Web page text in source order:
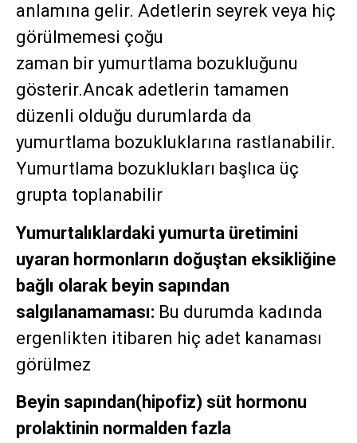
anlamına gelir. Adetlerin seyrek veya hiç
görülmemesi çoğu
zaman bir yumurtlama bozukluğunu
gösterir.Ancak adetlerin tamamen
düzenli olduğu durumlarda da
yumurtlama bozukluklarına rastlanabilir.
Yumurtlama bozuklukları başlıca üç
grupta toplanabilir
Yumurtalıklardaki yumurta üretimini
uyaran hormonların doğuştan eksikliğine
bağlı olarak beyin sapından
salgılanamaması: Bu durumda kadında
ergenlikten itibaren hiç adet kanaması
görülmez
Beyin sapından(hipofiz) süt hormonu
prolaktinin normalden fazla